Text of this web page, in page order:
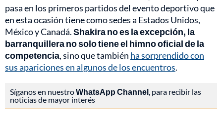
pasa en los primeros partidos del evento deportivo que
en esta ocasión tiene como sedes a Estados Unidos,
México y Canadá.Shakira no es la excepción, la
barranquillera no solo tiene el himno oficial de la
competencia, sino que también ha sorprendido con
sus apariciones en algunos de los encuentros.
Síganos en nuestroWhatsApp Channel, para recibir las
noticias de mayor interés